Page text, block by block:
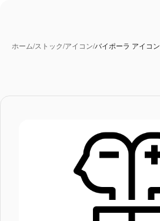
ホーム/ストック/アイコン/バイポーラ アイコン